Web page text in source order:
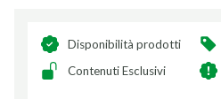
Disponibilità prodotti
Contenuti Esclusivi